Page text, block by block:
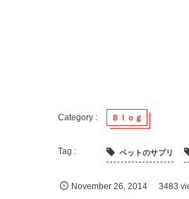
Ｂｌｏｇ
ペットのサプリ
November 26 ,2014 3483